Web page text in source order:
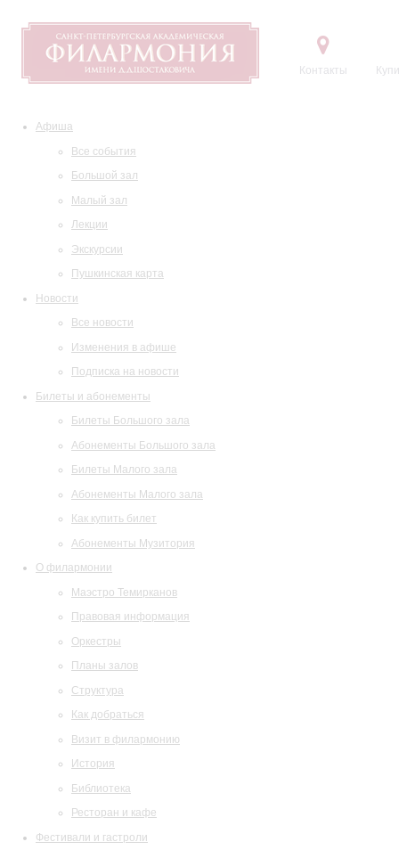
Контакты
Афиша
Все события
Большой зал
Малый зал
Лекции
Экскурсии
Пушкинская карта
Новости
Все новости
Изменения в афише
Подписка на новости
Билеты и абонементы
Билеты Большого зала
Абонементы Большого зала
Билеты Малого зала
Абонементы Малого зала
Как купить билет
Абонементы Музитория
О филармонии
Маэстро Темирканов
Правовая информация
Оркестры
Планы залов
Структура
Как добраться
Визит в филармонию
История
Библиотека
Ресторан и кафе
Фестивали и гастроли